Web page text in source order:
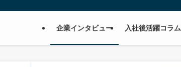
企業インタビュー 入社後活躍コラム